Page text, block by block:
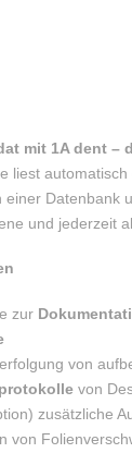
mit 1A dent
liest
Datenbank
und jederzeit
zur
von
von
zusätzliche
von